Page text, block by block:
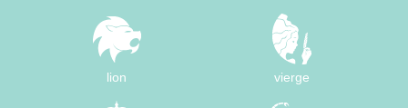
lion vierge